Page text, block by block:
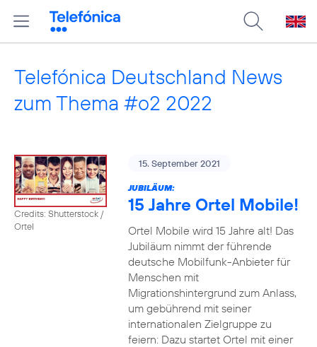
Telefónica Deutschland News
zum Thema #o2 2022
Credits: Shutterstock /
Ortel
15. September 2021
JUBILÄUM:
15 Jahre Ortel Mobile!
Ortel Mobile wird 15 Jahre alt! Das
Jubiläum nimmt der führende
deutsche Mobilfunk-Anbieter für
Menschen mit
Migrationshintergrund zum Anlass,
um gebührend mit seiner
internationalen Zielgruppe zu
feiern: Dazu startet Ortel mit einer